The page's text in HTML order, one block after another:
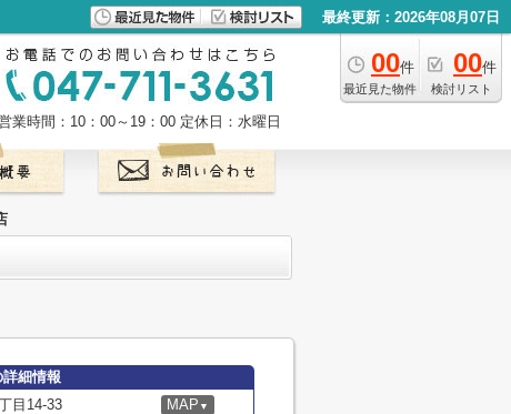
最終更新：2026年08月07日
00件
最近見た物件
00件
検討リスト
業時間：10：00～19：00 定休日：水曜日
細情報
目14-33 MAP ▼